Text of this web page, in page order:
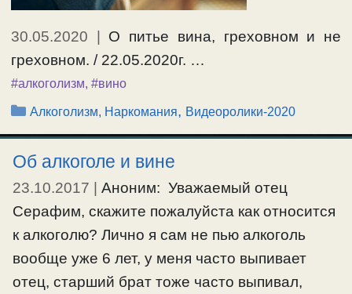
30.05.2020 | О питье вина, греховном и не
греховном. / 22.05.2020г. …
#алкоголизм, #вино
Рубрики
Алкоголизм, Наркомания, Видеоролики-2020
Об алкоголе и вине
23.10.2017
Аноним: Уважаемый отец
Серафим, скажите пожалуйста как относится
к алкоголю? Лично я сам не пью алкоголь
вообще уже 6 лет, у меня часто выпивает
отец, старший брат тоже часто выпивал,